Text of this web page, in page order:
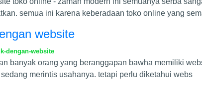
semua ini karena keberadaan toko online yang
website
dengan-website
banyak orang yang beranggapan bawha memiliki
merintis usahanya. tetapi perlu diketahui webs